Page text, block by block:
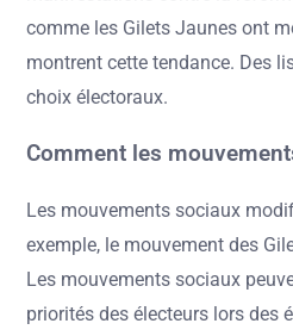
comme les Gilets Jaunes ont
montrent cette tendance. Des
choix électoraux.
Comment les
Les mouvements sociaux
exemple, le mouvement des
Les mouvements sociaux
priorités des électeurs lors des